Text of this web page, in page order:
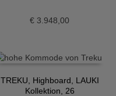
€ 3.948,00
TREKU, Highboard, LAUKI
Kollektion, 26